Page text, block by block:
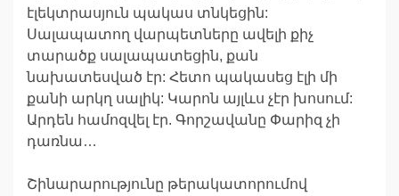
էլեկտրասյուն պակաս տնկեցին:
Սալապատող վարպետները ավելի քիչ
տարածք սալապատեցին, քան
նախատեսված էր: Հետո պակասեց էլի մի
քանի արկղ սալիկ: Կարոն այլևս չէր խոսում:
Արդեն համոզվել էր. Գորշավանը Փարիզ չի
դառնա…
Շինարարությունը թերակատորումով